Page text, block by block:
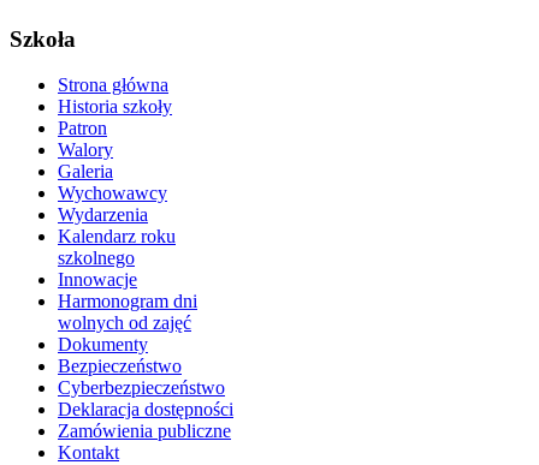
Szkoła
Strona główna
Historia szkoły
Patron
Walory
Galeria
Wychowawcy
Wydarzenia
Kalendarz roku
szkolnego
Innowacje
Harmonogram dni
wolnych od zajęć
Dokumenty
Bezpieczeństwo
Cyberbezpieczeństwo
Deklaracja dostępności
Zamówienia publiczne
Kontakt